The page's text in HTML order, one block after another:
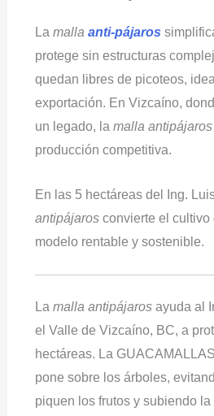
La malla anti-pájaros
protege sin estructuras
quedan libres de picoteos,
exportación. En Vizcaíno,
un legado, la malla antipájaros
producción competitiva.
En las 5 hectáreas del Ing.
antipájarosconvierte el cultivo
modelo rentable y sostenible.
La malla antipájarosayuda al
el Valle de Vizcaíno, BC, a
hectáreas. La
pone sobre los árboles,
piquen los frutos y subiendo